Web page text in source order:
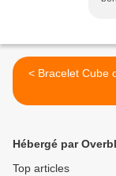
< Bracelet Cube
Hébergé par
Top articles